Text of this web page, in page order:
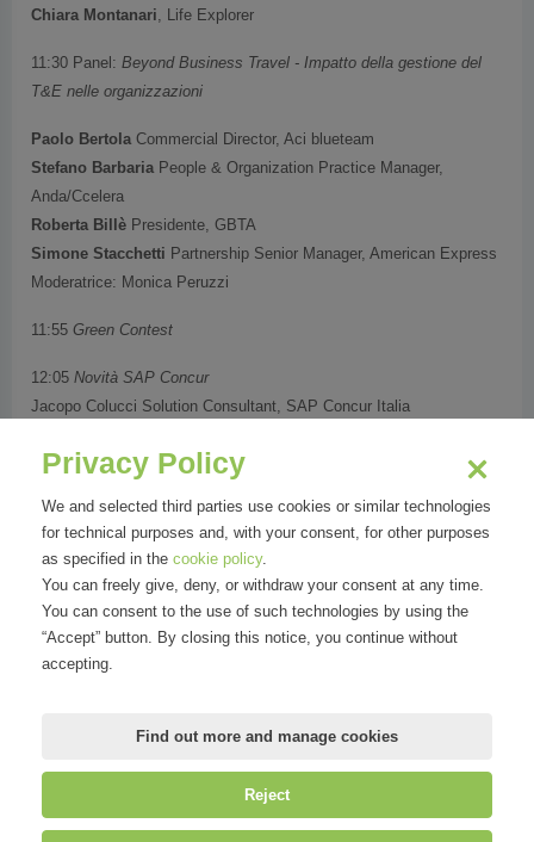
Chiara Montanari , Life Explorer
11:30 Panel: Beyond Business Travel - Impatto della gestione del
T&E nelle organizzazioni
Paolo Bertola Commercial Director, Aci blueteam
Stefano Barbaria People & Organization Practice Manager,
Anda/Ccelera
Roberta Billè Presidente, GBTA
Simone Stacchetti Partnership Senior Manager, American Express
Moderatrice: Monica Peruzzi
11:55 Green Contest
12:05 Novità SAP Concur
Jacopo Colucci Solution Consultant, SAP Concur Italia
Customer Story: DGtal Travel
Cristina Serafini Head of Compensation & Benefits, HR Controlling
and Special Projects, Dolce & Gabbana
Nicola Buttaro Senior Manager, Deloitte
12:50SAP Concur Awards
13:00 Saluti e chiusura
Privacy Policy
We and selected third parties use cookies or similar technologies
for technical purposes and, with your consent, for other purposes
as specified in the cookie policy.
You can freely give, deny, or withdraw your consent at any time.
You can consent to the use of such technologies by using the
“Accept” button. By closing this notice, you continue without
accepting.
Find out more and manage cookies
Reject